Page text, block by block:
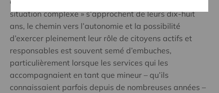
situation complexe » s’approchent de leurs dix-huit
ans, le chemin vers l’autonomie et la possibilité
d’exercer pleinement leur rôle de citoyens actifs et
responsables est souvent semé d’embuches,
particulièrement lorsque les services qui les
accompagnaient en tant que mineur – qu’ils
connaissaient parfois depuis de nombreuses années –